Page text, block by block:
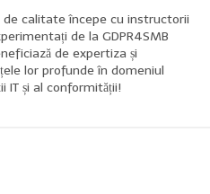
de calitate începe cu instructorii
de la GDPR4SMB
de expertiza și
lor profunde în domeniul
IT și al conformității!